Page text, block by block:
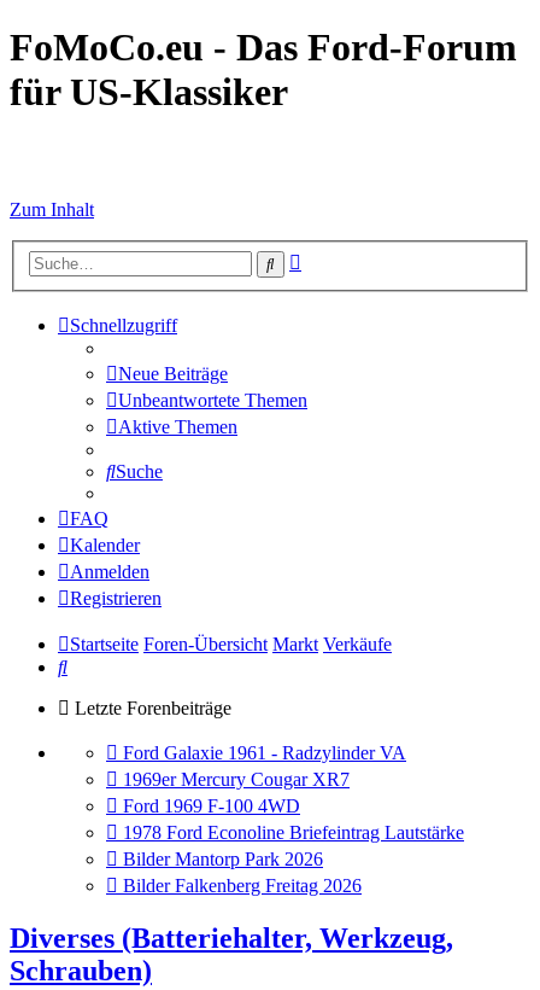
FoMoCo.eu - Das Ford-Forum
für US-Klassiker
Zum Inhalt
Suche
Schnellzugriff
Neue Beiträge
Unbeantwortete Themen
Aktive Themen
Suche
FAQ
Kalender
Anmelden
Registrieren
Startseite Foren-Übersicht Markt Verkäufe
Suche
Letzte Forenbeiträge
Gehe
zum
letzten
Beitrag
Ford Galaxie 1961 - Radzylinder VA
Gehe
zum
letzten
Beitrag
1969er Mercury Cougar XR7
Gehe
zum
letzten
Beitrag
Ford 1969 F-100 4WD
Gehe
zum
letzten
Beitrag
1978 Ford Econoline Briefeintrag Lautstärke
Gehe
zum
letzten
Bilder Mantorp Park 2026
Gehe
letzten
Beitrag
Bilder Falkenberg Freitag 2026
Diverses (Batteriehalter, Werkzeug,
Schrauben)